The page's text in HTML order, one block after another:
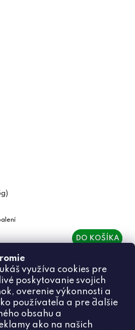
využíva cookies pre
poskytovanie svojich
overenie výkonnosti a
používateľa a pre ďalšie
obsahu a
ako na našich
DO KOŠÍKA